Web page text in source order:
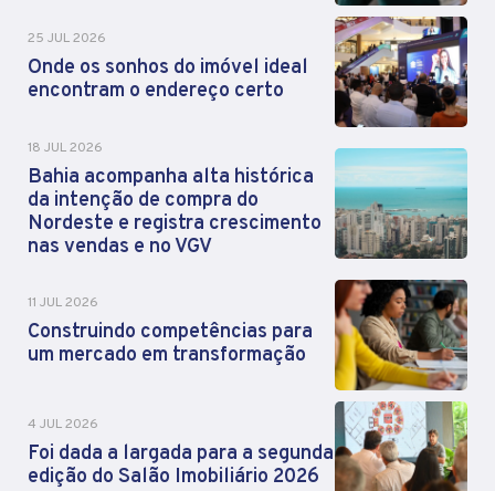
25 JUL 2026
Onde os sonhos do imóvel ideal
encontram o endereço certo
18 JUL 2026
Bahia acompanha alta histórica
da intenção de compra do
Nordeste e registra crescimento
nas vendas e no VGV
11 JUL 2026
Construindo competências para
um mercado em transformação
4 JUL 2026
Foi dada a largada para a segunda
edição do Salão Imobiliário 2026